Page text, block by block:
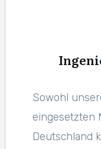
Sowohl
eingesetzten
Deutschland